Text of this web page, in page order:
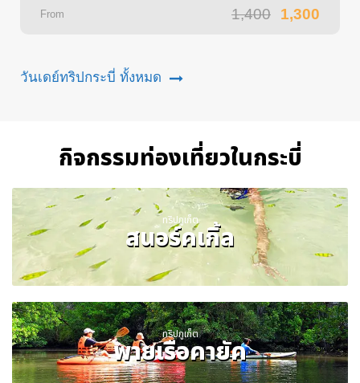
From 1,400 1,300
วันเดย์ทริปกระบี่ ทั้งหมด
กิจกรรมท่องเที่ยวในกระบี่
ทริปภูเก็ต
สนอร์คเกิ้ล
ทริปภูเก็ต
พายเรือคายัค